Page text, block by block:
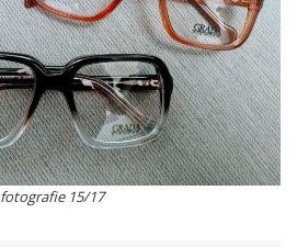
fotografie 15/17